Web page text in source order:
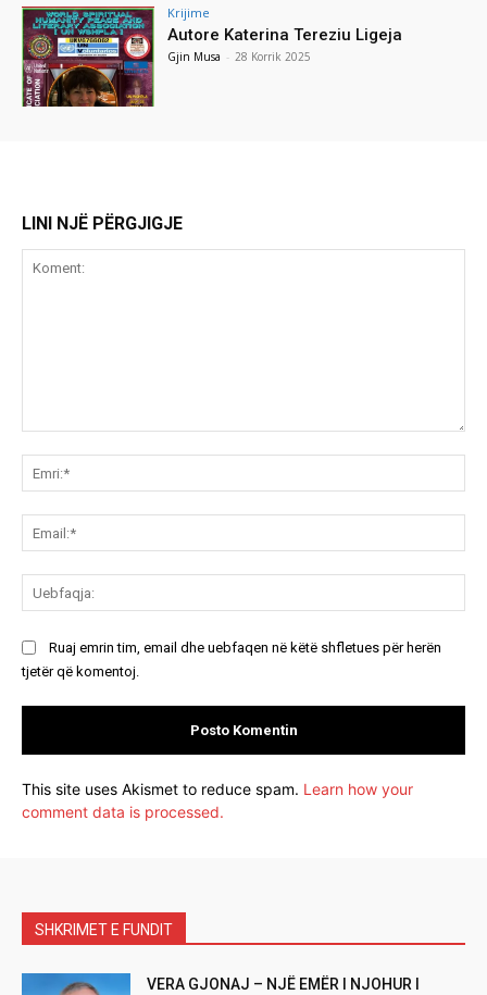
Krijime
Autore Katerina Tereziu Ligeja
Gjin Musa - 28 Korrik 2025
LINI NJË PËRGJIGJE
Ruaj emrin tim, email dhe uebfaqen në këtë shfletues për herën
tjetër që komentoj.
This site uses Akismet to reduce spam. Learn how your
comment data is processed.
SHKRIMET E FUNDIT
VERA GJONAJ – NJË EMËR I NJOHUR I